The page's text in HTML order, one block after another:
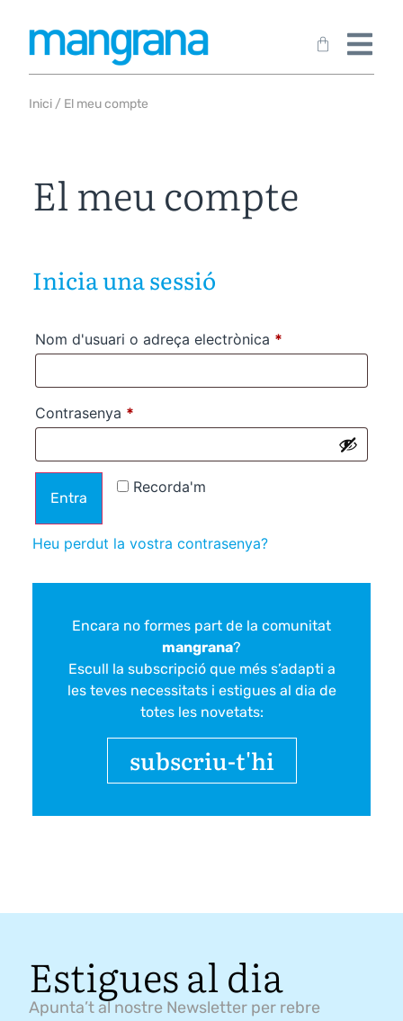
Inici / El meu compte
El meu compte
Inicia una sessió
Nom d'usuari o adreça electrònica *
Contrasenya *
Recorda'm
Entra
Heu perdut la vostra contrasenya?
Encara no formes part de la comunitat
mangrana?
Escull la subscripció que més s’adapti a
les teves necessitats i estigues al dia de
totes les novetats:
subscriu-t'hi
Estigues al dia
Apunta’t al nostre Newsletter per rebre